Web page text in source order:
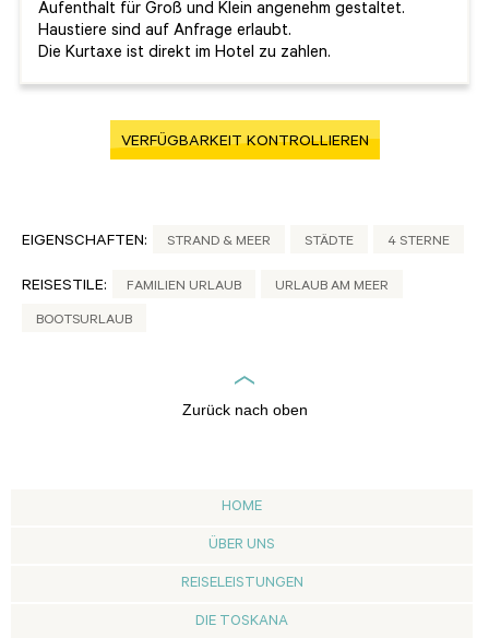
Aufenthalt für Groß und Klein angenehm gestaltet.
Haustiere sind auf Anfrage erlaubt.
Die Kurtaxe ist direkt im Hotel zu zahlen.
VERFÜGBARKEIT KONTROLLIEREN
EIGENSCHAFTEN: STRAND & MEER STÄDTE 4 STERNE
REISESTILE: FAMILIEN URLAUB URLAUB AM MEER
BOOTSURLAUB
Zurück nach oben
HOME
ÜBER UNS
REISELEISTUNGEN
DIE TOSKANA